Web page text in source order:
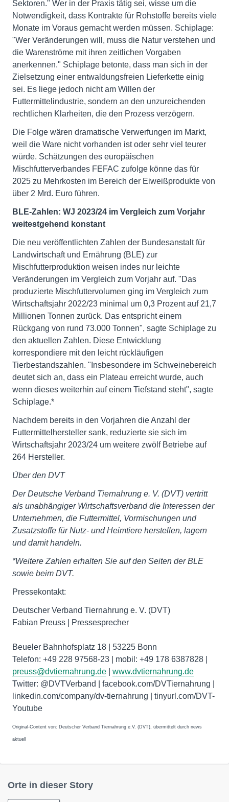
Sektoren." Wer in der Praxis tätig sei, wisse um die
Notwendigkeit, dass Kontrakte für Rohstoffe bereits viele
Monate im Voraus gemacht werden müssen. Schiplage:
"Wer Veränderungen will, muss die Natur verstehen und
die Warenströme mit ihren zeitlichen Vorgaben
anerkennen." Schiplage betonte, dass man sich in der
Zielsetzung einer entwaldungsfreien Lieferkette einig
sei. Es liege jedoch nicht am Willen der
Futtermittelindustrie, sondern an den unzureichenden
rechtlichen Klarheiten, die den Prozess verzögern.
Die Folge wären dramatische Verwerfungen im Markt,
weil die Ware nicht vorhanden ist oder sehr viel teurer
würde. Schätzungen des europäischen
Mischfutterverbandes FEFAC zufolge könne das für
2025 zu Mehrkosten im Bereich der Eiweißprodukte von
über 2 Mrd. Euro führen.
BLE-Zahlen: WJ 2023/24 im Vergleich zum Vorjahr
weitestgehend konstant
Die neu veröffentlichten Zahlen der Bundesanstalt für
Landwirtschaft und Ernährung (BLE) zur
Mischfutterproduktion weisen indes nur leichte
Veränderungen im Vergleich zum Vorjahr auf. "Das
produzierte Mischfuttervolumen ging im Vergleich zum
Wirtschaftsjahr 2022/23 minimal um 0,3 Prozent auf 21,7
Millionen Tonnen zurück. Das entspricht einem
Rückgang von rund 73.000 Tonnen", sagte Schiplage zu
den aktuellen Zahlen. Diese Entwicklung
korrespondiere mit den leicht rückläufigen
Tierbestandszahlen. "Insbesondere im Schweinebereich
deutet sich an, dass ein Plateau erreicht wurde, auch
wenn dieses weiterhin auf einem Tiefstand steht", sagte
Schiplage.*
Nachdem bereits in den Vorjahren die Anzahl der
Futtermittelhersteller sank, reduzierte sie sich im
Wirtschaftsjahr 2023/24 um weitere zwölf Betriebe auf
264 Hersteller.
Über den DVT
Der Deutsche Verband Tiernahrung e. V. (DVT) vertritt
als unabhängiger Wirtschaftsverband die Interessen der
Unternehmen, die Futtermittel, Vormischungen und
Zusatzstoffe für Nutz- und Heimtiere herstellen, lagern
und damit handeln.
*Weitere Zahlen erhalten Sie auf den Seiten der BLE
sowie beim DVT.
Pressekontakt:
Deutscher Verband Tiernahrung e. V. (DVT)
Fabian Preuss | Pressesprecher
Beueler Bahnhofsplatz 18 | 53225 Bonn
Telefon: +49 228 97568-23 | mobil: +49 178 6387828 |
preuss@dvtiernahrung.de
www.dvtiernahrung.de
Twitter: @DVTVerband | facebook.com/DVTiernahrung |
linkedin.com/company/dv-tiernahrung | tinyurl.com/DVT-
Youtube
Original-Content von: Deutscher Verband Tiernahrung e.V. (DVT), übermittelt durch news
aktuell
Orte in dieser Story